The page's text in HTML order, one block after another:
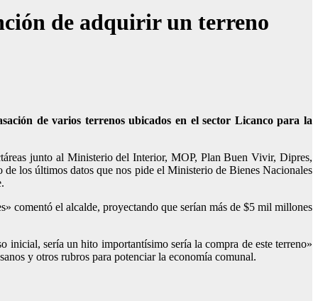
de adquirir un terreno
de varios terrenos ubicados en el sector Licanco para la
junto al Ministerio del Interior, MOP, Plan Buen Vivir, Dipres,
los últimos datos que nos pide el Ministerio de Bienes Nacionales
comentó el alcalde, proyectando que serían más de $5 mil millones
inicial, sería un hito importantísimo sería la compra de este terreno»
y otros rubros para potenciar la economía comunal.